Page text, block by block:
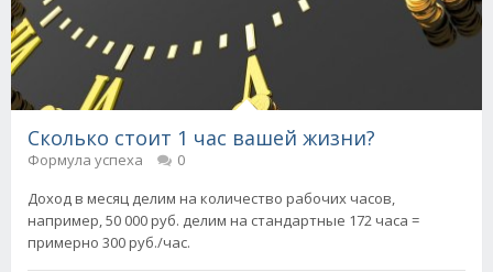
Сколько стоит 1 час вашей жизни?
Формула успеха
0
Доход в месяц делим на количество рабочих часов,
например, 50 000 руб. делим на стандартные 172 часа =
примерно 300 руб./час.